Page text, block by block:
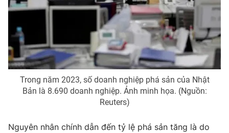
Thị trường
Tư vấn
Lịch phát sóng
Chuyên mục khác
Emagazine Podcast
Photo Infographic
Video Shorts video
Trong năm 2023, số doanh nghiệp phá sản của Nhật
Bản là 8.690 doanh nghiệp. Ảnh minh họa. (Nguồn:
Reuters)
Nguyên nhân chính dẫn đến tỷ lệ phá sản tăng là do